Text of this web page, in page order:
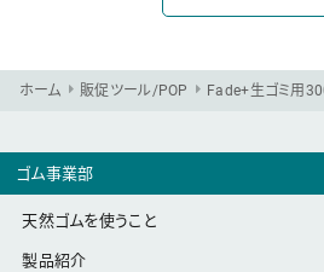
ホーム 販促ツール/POP Fade+生ゴミ用
ゴム事業部
天然ゴムを使うこと
製品紹介